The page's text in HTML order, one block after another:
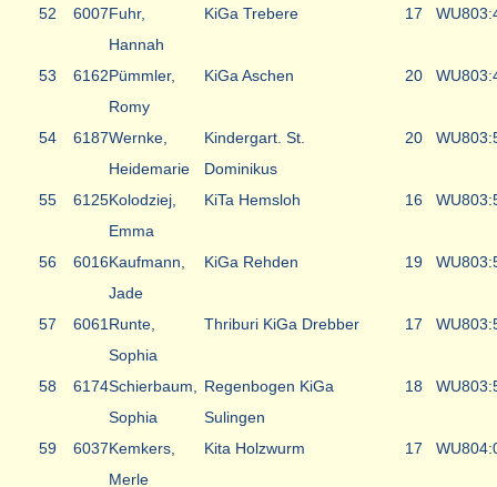
52 6007Fuhr,
Hannah
KiGa Trebere 17 WU8
53 6162Pümmler,
Romy
KiGa Aschen 20 WU8
54 6187Wernke,
Heidemarie
Kindergart. St.
Dominikus
20 WU8
55 6125Kolodziej,
Emma
KiTa Hemsloh 16 WU8
56 6016Kaufmann,
Jade
KiGa Rehden 19 WU8
57 6061 Runte,
Sophia
Thriburi KiGa Drebber 17 WU8
58 6174Schierbaum,
Sophia
Regenbogen KiGa
Sulingen
18 WU8
59 6037Kemkers,
Merle
Kita Holzwurm 17 WU8